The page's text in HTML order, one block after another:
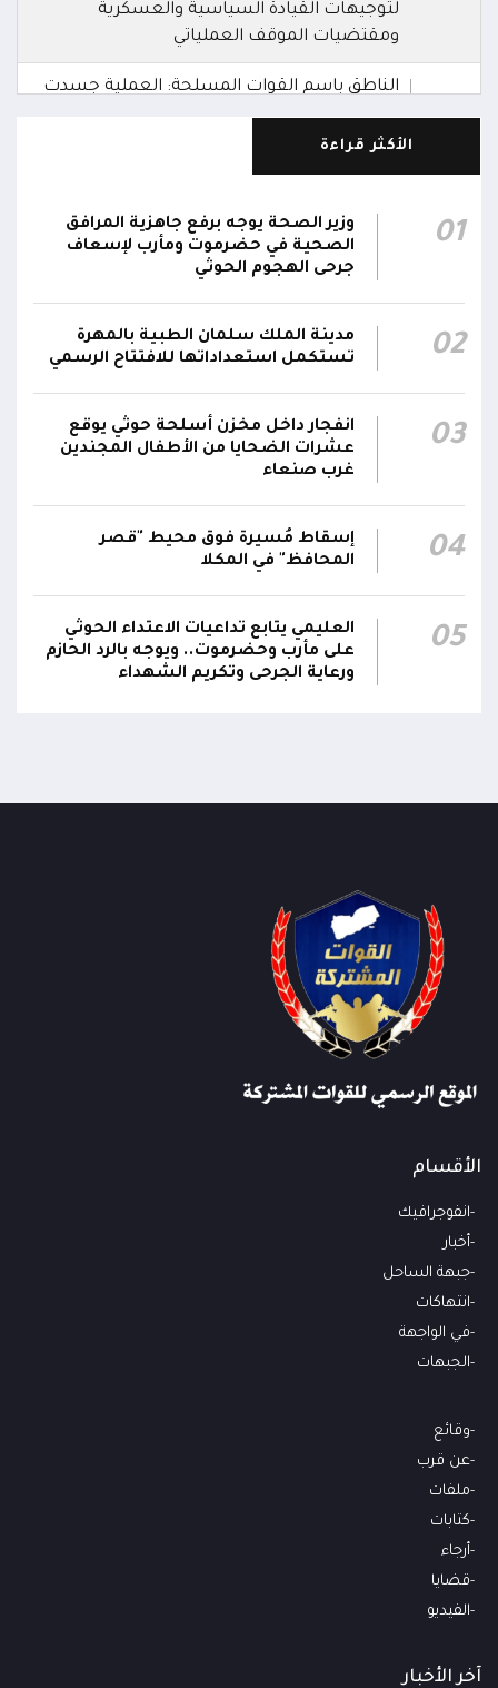
لتوجيهات القيادة السياسية والعسكرية
ومقتضيات الموقف العملياتي
الناطق باسم القوات المسلحة: العملية جسدت
وحدة المحاور والقيادة والسيطرة للقوات المسلحة
05:35
الناطق باسم القوات المسلحة: نفذنا عملاً عسكرياً
ضد العناصر الحوثية الإرهابية وعتادها
04:17
الحيمة بالتحيتا وحيس جنوب الحديدة
أقر #مجلس_الدفاع_الوطني استمرار انعقاده بصورة
دائمة لمتابعة التطورات الميدانية والأمنية واتخاذ ما
يلزم من إجراءات بصورة عاجلة ومستمرة بما
يضمن سرعة الاستجابة للتصعيد الحوثي والتعامل
مع تداعياته على مختلف المستويات
الأكثر قراءة
01
وزير الصحة يوجه برفع جاهزية المرافق
الصحية في حضرموت ومأرب لإسعاف
جرحى الهجوم الحوثي
02
مدينة الملك سلمان الطبية بالمهرة
تستكمل استعداداتها للافتتاح الرسمي
03
انفجار داخل مخزن أسلحة حوثي يوقع
عشرات الضحايا من الأطفال المجندين
غرب صنعاء
04
إسقاط مُسيرة فوق محيط "قصر
المحافظ" في المكلا
05
العليمي يتابع تداعيات الاعتداء الحوثي
على مأرب وحضرموت.. ويوجه بالرد الحازم
ورعاية الجرحى وتكريم الشهداء
الأقسام
انفوجرافيك
أخبار
جبهة الساحل
انتهاكات
في الواجهة
الجبهات
وقائع
عن قرب
ملفات
كتابات
أرجاء
قضايا
الفيديو
آخر الأخبار